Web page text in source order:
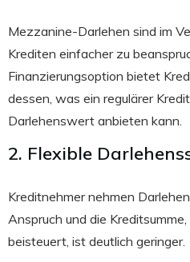
Mezzanine-Darlehen sind im
Krediten einfacher zu
Finanzierungsoption bietet
dessen, was ein regulärer
Darlehenswert anbieten kann.
2. Flexible
Kreditnehmer nehmen
Anspruch und die
beisteuert, ist deutlich geringer.